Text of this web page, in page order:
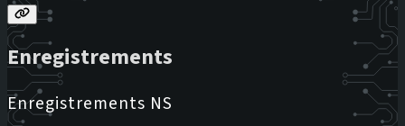
Enregistrements
Enregistrements NS